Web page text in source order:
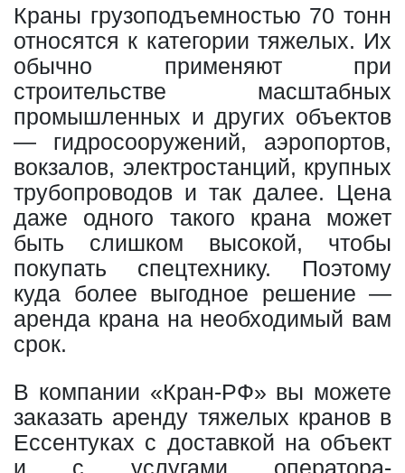
Краны грузоподъемностью 70 тонн
относятся к категории тяжелых. Их
обычно применяют при
строительстве масштабных
промышленных и других объектов
— гидросооружений, аэропортов,
вокзалов, электростанций, крупных
трубопроводов и так далее. Цена
даже одного такого крана может
быть слишком высокой, чтобы
покупать спецтехнику. Поэтому
куда более выгодное решение —
аренда крана на необходимый вам
срок.
В компании «Кран-РФ» вы можете
заказать аренду тяжелых кранов в
Ессентуках с доставкой на объект
и с услугами оператора-